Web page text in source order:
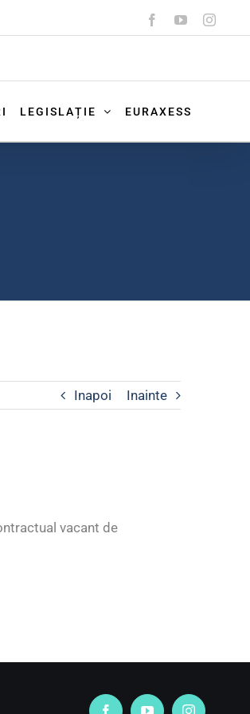
FacebookYouTube
LEGISLAȚIE EURAXESS
Inapoi Inainte
vacant de